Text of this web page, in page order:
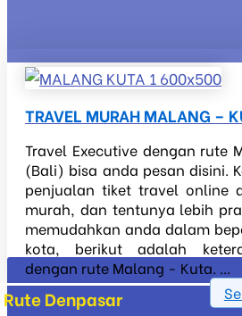
TRAVEL MURAH MALANG –
Travel Executive dengan rute
(Bali) bisa anda pesan disini.
penjualan tiket travel online
murah, dan tentunya lebih
memudahkan anda dalam
kota, berikut adalah
dengan rute Malang - Kuta. ...
Rute Denpasar